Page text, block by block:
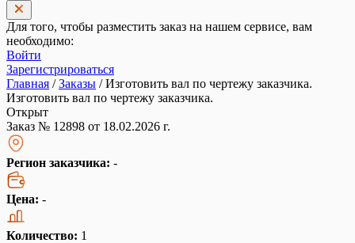
Для того, чтобы разместить заказ на нашем сервисе, вам
необходимо:
Войти
Зарегистрироваться
Главная /Заказы /Изготовить вал по чертежу заказчика.
Изготовить вал по чертежу заказчика.
Открыт
Заказ № 12898 от 18.02.2026 г.
Регион заказчика: -
Цена: -
Количество: 1